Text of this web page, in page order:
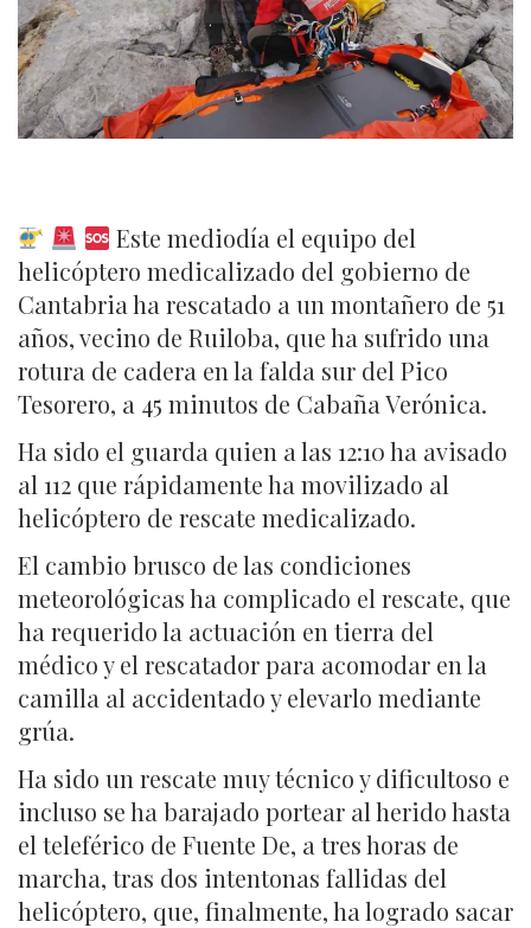
Este mediodía el equipo del
helicóptero medicalizado del gobierno de
Cantabria ha rescatado a un montañero de 51
años, vecino de Ruiloba, que ha sufrido una
rotura de cadera en la falda sur del Pico
Tesorero, a 45 minutos de Cabaña Verónica.
Ha sido el guarda quien a las 12:10 ha avisado
al 112 que rápidamente ha movilizado al
helicóptero de rescate medicalizado.
El cambio brusco de las condiciones
meteorológicas ha complicado el rescate, que
ha requerido la actuación en tierra del
médico y el rescatador para acomodar en la
camilla al accidentado y elevarlo mediante
grúa.
Ha sido un rescate muy técnico y dificultoso e
incluso se ha barajado portear al herido hasta
el teleférico de Fuente De, a tres horas de
marcha, tras dos intentonas fallidas del
helicóptero, que, finalmente, ha logrado sacar